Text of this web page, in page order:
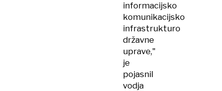
informacijsko
komunikacijsko
infrastrukturo
državne
uprave,"
je
pojasnil
vodja